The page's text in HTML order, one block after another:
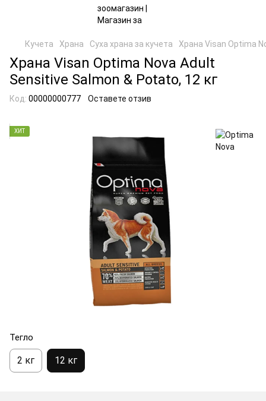
Кучета Храна Суха храна за кучета Храна Visan Optima
Храна Visan Optima Nova Adult
Sensitive Salmon & Potato, 12 кг
Код: 00000000777 Оставете отзив
ХИТ
Тегло
2 кг 12 кг